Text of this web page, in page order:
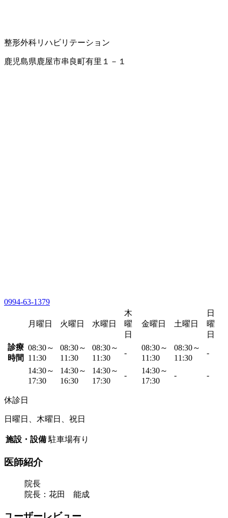
整形外科リハビリテーション
鹿児島県鹿屋市串良町有里１－１
0994-63-1379
月曜日 火曜日 水曜日
木
曜
日
金曜日 土曜日
日
曜
日
診療
時間
08:30～
11:30
08:30～
11:30
08:30～
11:30
-
08:30～
11:30
08:30～
11:30
-
14:30～
17:30
14:30～
16:30
14:30～
17:30
-
14:30～
17:30
- -
休診日
日曜日、木曜日、祝日
施設・設備 駐車場有り
医師紹介
院長
院長：花田 能成